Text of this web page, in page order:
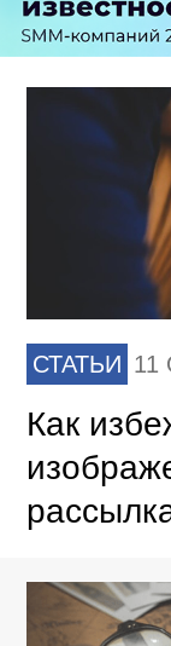
СТАТЬИ 11
Как